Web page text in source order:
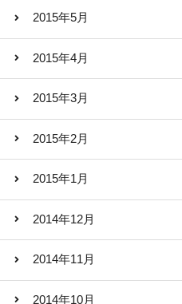
2015年5月
2015年4月
2015年3月
2015年2月
2015年1月
2014年12月
2014年11月
2014年10月